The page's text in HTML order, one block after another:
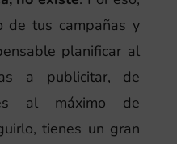
de tus campañas y
planificar al
a publicitar, de
al máximo de
tienes un gran